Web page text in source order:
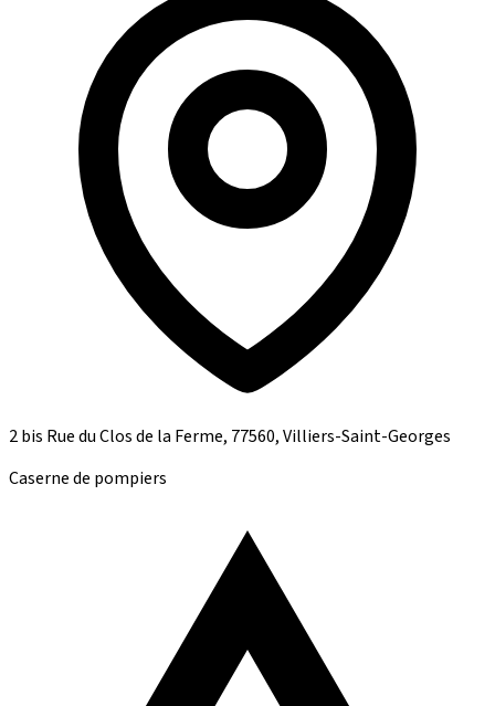
2 bis Rue du Clos de la Ferme, 77560, Villiers-Saint-Georges
Caserne de pompiers